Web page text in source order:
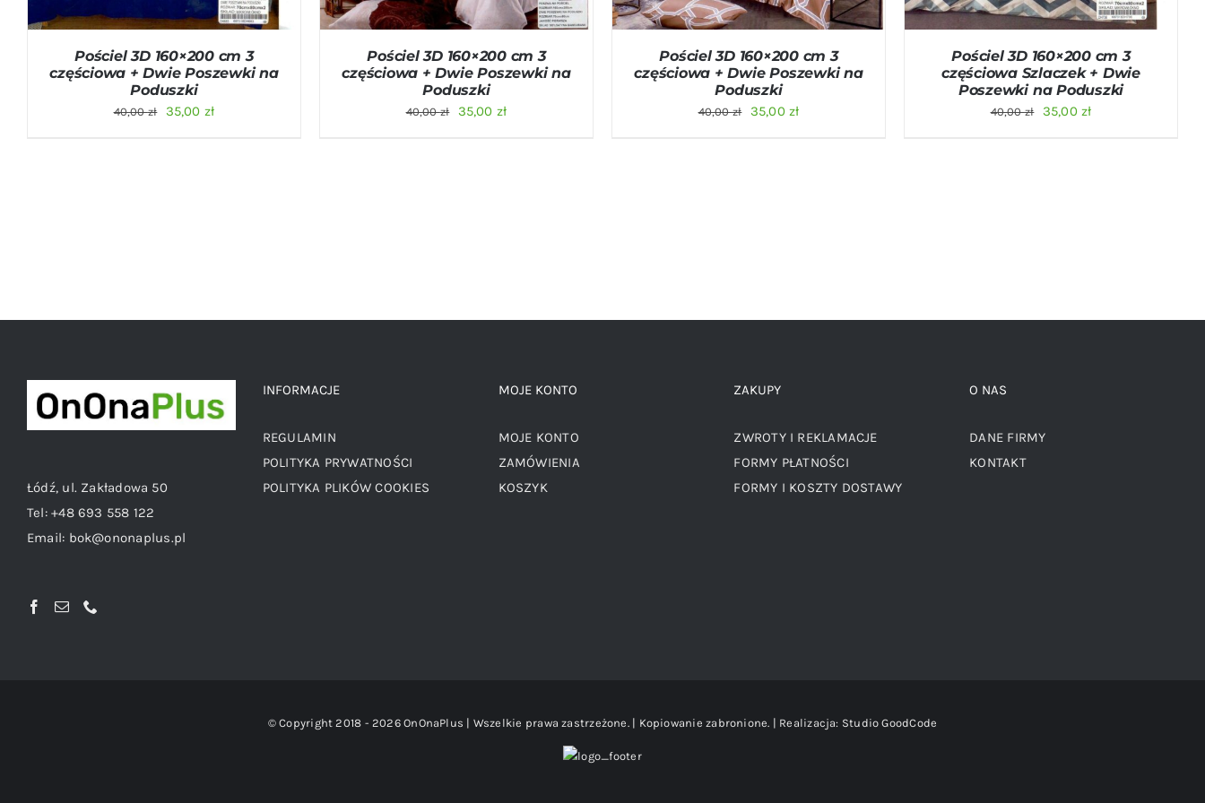
Pościel 3D 160×200 cm 3
częściowa + Dwie Poszewki na
Poduszki
40,00zł
Pierwotna
35,00 złAktualna
Pościel 3D 160×200 cm 3
częściowa + Dwie Poszewki na
Poduszki
40,00zł
Pierwotna
35,00 złAktualna
Pościel 3D 160×200 cm 3
częściowa + Dwie Poszewki na
Poduszki
40,00zł
Pierwotna
35,00 złAktualna
Pościel 3D 160×200 cm 3
częściowa Szlaczek + Dwie
Poszewki na Poduszki
40,00zł
Pierwotna
35,00 złAktualna
Łódź, ul. Zakładowa 50
Tel:+48 693 558 122
Email: bok@ononaplus.pl
INFORMACJE
REGULAMIN
POLITYKA PRYWATNOŚCI
POLITYKA PLIKÓW COOKIES
MOJE KONTO
MOJE KONTO
ZAMÓWIENIA
KOSZYK
ZAKUPY
ZWROTY I REKLAMACJE
FORMY PŁATNOŚCI
FORMY I KOSZTY DOSTAWY
O NAS
DANE FIRMY
KONTAKT
© Copyright 2018 - 2026 OnOnaPlus | Wszelkie prawa zastrzeżone. | Kopiowanie zabronione. | Realizacja: Studio GoodCode